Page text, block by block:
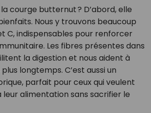
courge butternut ? D’abord, elle
Nous y trouvons beaucoup
C, indispensables pour renforcer
Les fibres présentes dans
la digestion et nous aident à
longtemps. C’est aussi un
parfait pour ceux qui veulent
alimentation sans sacrifier le